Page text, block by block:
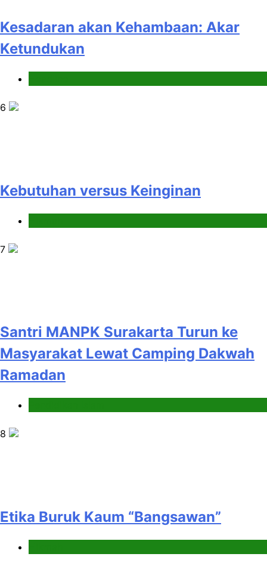
Kesadaran akan Kehambaan: Akar
Ketundukan
6
Kebutuhan versus Keinginan
7
Santri MANPK Surakarta Turun ke
Masyarakat Lewat Camping Dakwah
Ramadan
8
Etika Buruk Kaum “Bangsawan”